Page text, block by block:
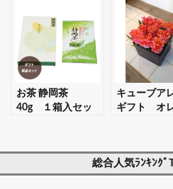
応可】
ー ピラー
フトボック
【ギフト・
ント対応可】
お茶 静岡茶
40g １箱入セッ
キューブア
ギフト オ
総合人気ﾗﾝｷﾝｸﾞ